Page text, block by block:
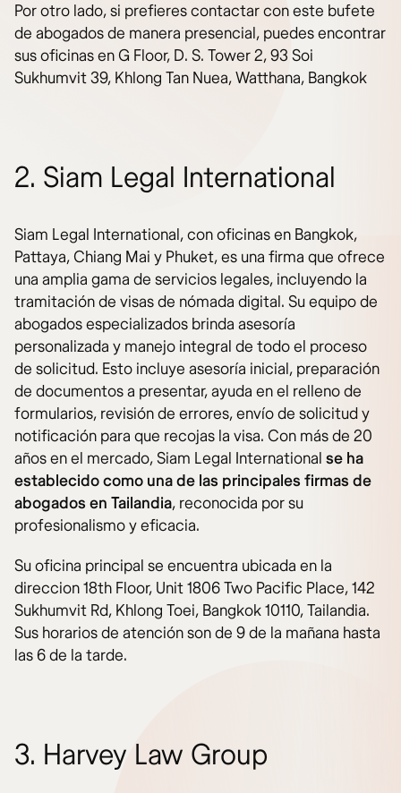
Por otro lado, si prefieres contactar con este bufete
de abogados de manera presencial, puedes encontrar
sus oficinas en G Floor, D. S. Tower 2, 93 Soi
Sukhumvit 39, Khlong Tan Nuea, Watthana, Bangkok
2. Siam Legal International
Siam Legal International, con oficinas en Bangkok,
Pattaya, Chiang Mai y Phuket, es una firma que ofrece
una amplia gama de servicios legales, incluyendo la
tramitación de visas de nómada digital. Su equipo de
abogados especializados brinda asesoría
personalizada y manejo integral de todo el proceso
de solicitud. Esto incluye asesoría inicial, preparación
de documentos a presentar, ayuda en el relleno de
formularios, revisión de errores, envío de solicitud y
notificación para que recojas la visa. Con más de 20
años en el mercado, Siam Legal International se ha
establecido como una de las principales firmas de
abogados en Tailandia, reconocida por su
profesionalismo y eficacia.
Su oficina principal se encuentra ubicada en la
direccion 18th Floor, Unit 1806 Two Pacific Place, 142
Sukhumvit Rd, Khlong Toei, Bangkok 10110, Tailandia.
Sus horarios de atención son de 9 de la mañana hasta
las 6 de la tarde.
3. Harvey Law Group